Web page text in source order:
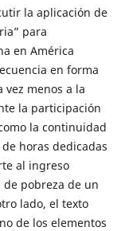
la aplicación de
para
en América
en forma
vez menos a la
la participación
la continuidad
horas dedicadas
al ingreso
pobreza de un
lado, el texto
de los elementos